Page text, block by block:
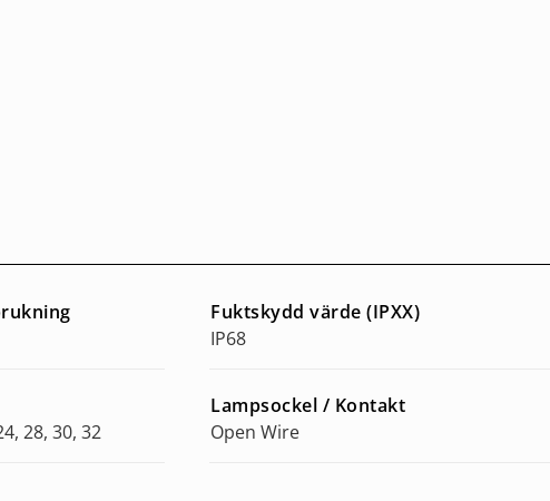
Fuktskydd värde (IPXX)
IP68
28, 30, 32
Lampsockel / Kontakt
Open Wire